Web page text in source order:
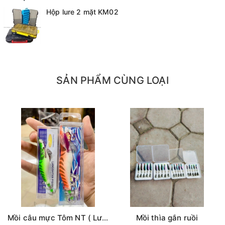
- Hộp nhẹ, có đầu móc treo, dễ dàng bắt vào túi lure
hay cạp thắt lưng
Hộp lure 2 mặt KM02
SẢN PHẨM CÙNG LOẠI
Mồi câu mực Tôm NT ( Lưng vằn ) Mồi thìa gắn ruồi